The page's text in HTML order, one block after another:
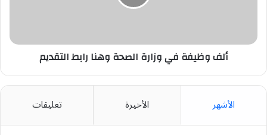
ألف وظيفة في وزارة الصحة وهنا رابط التقديم
الأشهر الأخيرة تعليقات